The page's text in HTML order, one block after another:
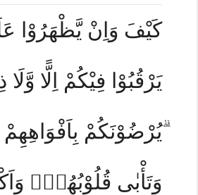
كَيْفَ وَاِنْ يَّظْهَرُوْا
يَرْقُبُوْا فِيْكُمْ اِلًّا وَّلَا
ۗيُرْضُوْنَكُمْ بِاَفْوَاهِهِمْ
وَتَأْبٰى قُلُوْبُهُمْۚ